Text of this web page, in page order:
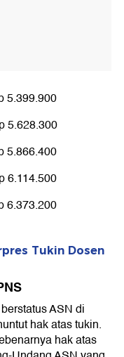
5.399.900
5.628.300
5.866.400
6.114.500
6.373.200
Tukin Dosen
ASN di
hak atas tukin.
hak atas